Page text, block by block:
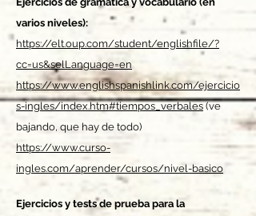
varios niveles):
https://elt.oup.com/student/englishfile/?
cc=us&selLanguage=en
https://www.englishspanishlink.com/ejercicio
s-ingles/index.htm#tiempos_verbales(ve
bajando, que hay de todo)
https://www.curso-
ingles.com/aprender/cursos/nivel-basico
Ejercicios y tests de prueba para la